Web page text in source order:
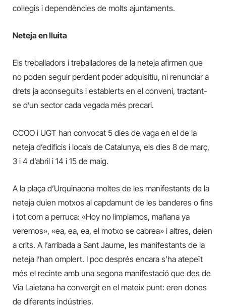
col·legis i dependències de molts ajuntaments.
Neteja en lluita
Els treballadors i treballadores de la neteja afirmen que
no poden seguir perdent poder adquisitiu, ni renunciar a
drets ja aconseguits i establerts en el conveni, tractant-
se d’un sector cada vegada més precari.
CCOO i UGT han convocat 5 dies de vaga en el de la
neteja d’edificis i locals de Catalunya, els dies 8 de març,
3 i 4 d’abril i 14 i 15 de maig.
A la plaça d’Urquinaona moltes de les manifestants de la
neteja duien motxos al capdamunt de les banderes o fins
i tot com a perruca: «Hoy no limpiamos, mañana ya
veremos», «ea, ea, ea, el motxo se cabrea» i altres, deien
a crits. A l’arribada a Sant Jaume, les manifestants de la
neteja l’han omplert. I poc després encara s’ha atepeït
més el recinte amb una segona manifestació que des de
Via Laietana ha convergit en el mateix punt: eren dones
de diferents indústries.